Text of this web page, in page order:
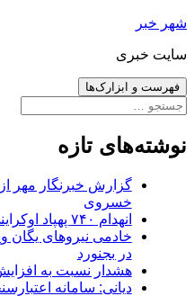
رفتن
نوشته‌ها
شهر خبر
سایت خبری
فهرست و ابزارک‌ها
جستجو
نوشته‌های تازه
گزارش خبرنگار مهر
خسروی
انهدام ۷۴۰ پهپاد اوکراینی طی یک روز
خادمی نیروهای یگان
در بجنورد
هشدار نسبت به
دیانی: سامانه